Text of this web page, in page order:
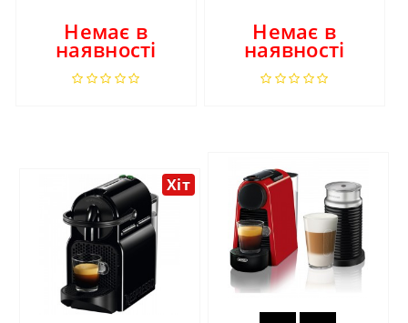
Немає в
наявності
Немає в
наявності
Хіт